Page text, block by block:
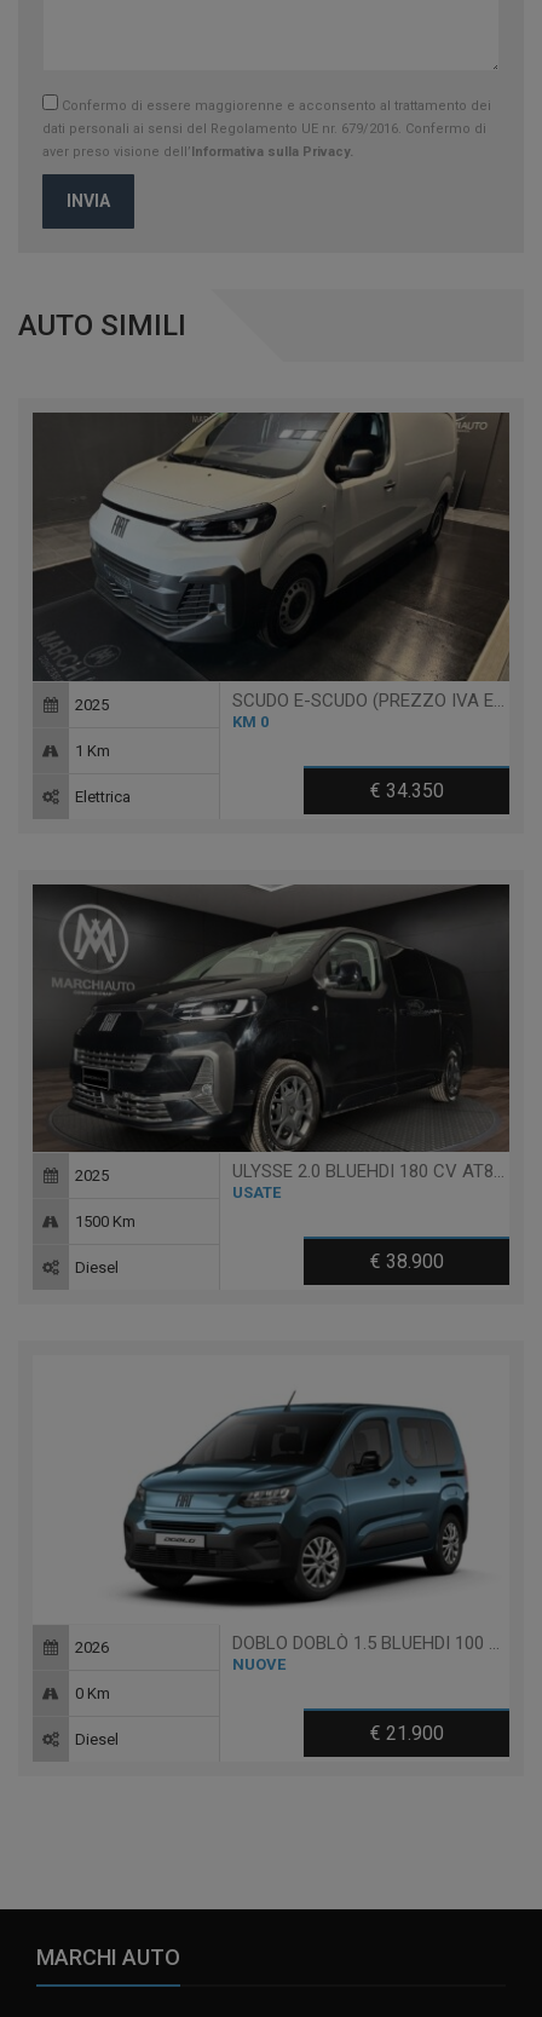
Confermo di essere maggiorenne e acconsento al trattamento dei
dati personali ai sensi del Regolamento UE nr. 679/2016. Confermo di
aver preso visione dell’Informativa sulla Privacy.
INVIA
AUTO SIMILI
KM 0
€ 34.350
2025
1 Km
Elettrica
ULYSSE 2.0 BLUEHDI 180 CV AT8 L3 - 9 POSTI
USATE
€ 38.900
2025
1500 Km
Diesel
DOBLO DOBLÒ 1.5 BLUEHDI 100 CV PC
NUOVE
€ 21.900
2026
0 Km
Diesel
MARCHI AUTO